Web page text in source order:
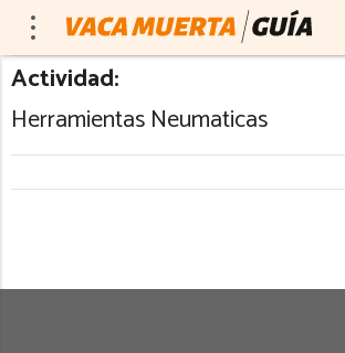
Actividad:
Herramientas Neumaticas